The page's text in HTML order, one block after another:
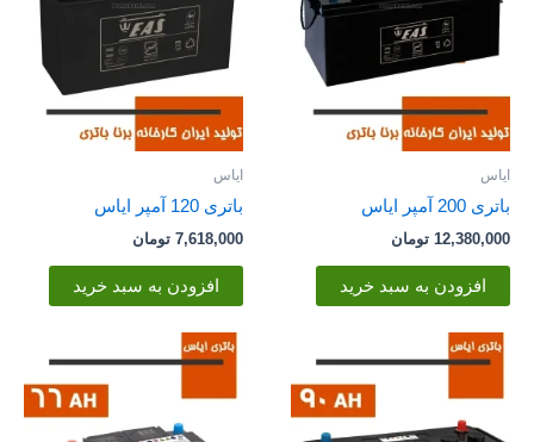
ایاس
باتری 200 آمپر ایاس
12,380,000 تومان
افزودن به سبد خرید
ایاس
باتری 120 آمپر ایاس
7,618,000 تومان
افزودن به سبد خرید